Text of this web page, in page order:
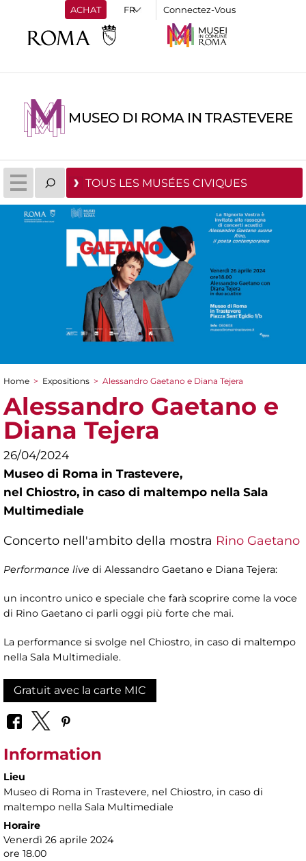
ACHAT Connectez-Vous
MUSEO DI ROMA IN TRASTEVERE
TOUS LES MUSÉES CIVIQUES
You are here
Home > Expositions > Alessandro Gaetano e Diana Tejera
Alessandro Gaetano e
Diana Tejera
26/04/2024
Museo di Roma in Trastevere,
nel Chiostro, in caso di maltempo nella Sala
Multimediale
Concerto nell'ambito della mostra Rino Gaetano
Performance live di Alessandro Gaetano e Diana Tejera:
un incontro unico e speciale che farà scoprire come la voce
di Rino Gaetano ci parli oggi più forte che mai.
La performance si svolge nel Chiostro, in caso di maltempo
nella Sala Multimediale.
Gratuit avec la carte MIC
Information
Lieu
Museo di Roma in Trastevere, nel Chiostro, in caso di
maltempo nella Sala Multimediale
Horaire
Venerdì 26 aprile 2024
ore 18.00